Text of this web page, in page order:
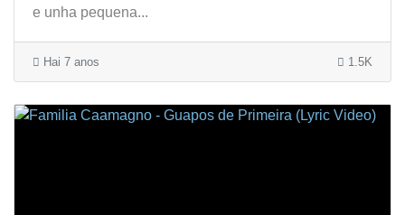
e unha pequena...
Hai 7 anos 1.5K